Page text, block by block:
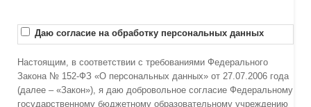
Даю согласие на обработку персональных данных
Настоящим, в соответствии с требованиями Федерального
Закона № 152-ФЗ «О персональных данных» от 27.07.2006 года
(далее – «Закон»), я даю добровольное согласие Федеральному
государственному бюджетному образовательному учреждению